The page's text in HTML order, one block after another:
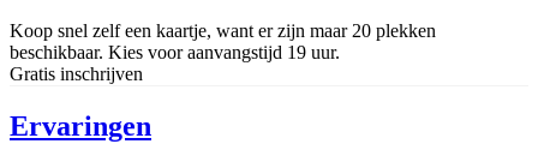
Koop snel zelf een kaartje, want er zijn maar 20 plekken
beschikbaar. Kies voor aanvangstijd 19 uur.
Gratis inschrijven
Ervaringen